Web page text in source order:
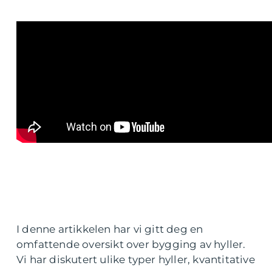
I denne artikkelen har vi gitt deg en
omfattende oversikt over bygging av hyller.
Vi har diskutert ulike typer hyller, kvantitative